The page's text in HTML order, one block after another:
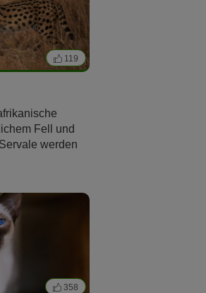
Hände
119
Fell und
werden
– einer
und
Serval ist ein
in einen
358